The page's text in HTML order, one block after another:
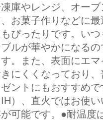
庫やレンジ、オー
、お菓子作りなどに
もぴったりです。い
ルが華やかになる
す。また、表面にエ
にくくなっており
ゼントにもおすすめ
IH）、直火ではお使
可能です。●耐温